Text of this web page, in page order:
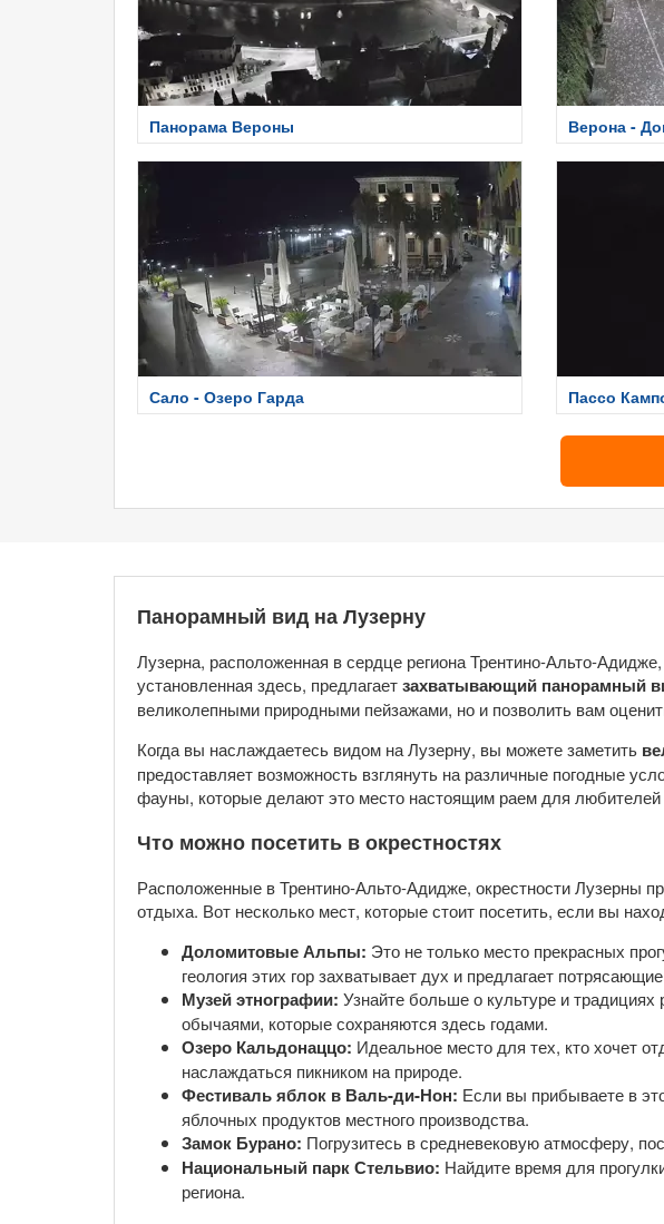
Панорама Вероны Верона -
Сало - Озеро Гарда Пассо
Панорамный вид на Лузерну
Лузерна, расположенная в сердце региона Трентино-Альто-
установленная здесь, предлагаетзахватывающий панорамный
великолепными природными пейзажами, но и позволить вам
Когда вы наслаждаетесь видом на Лузерну, вы можете заметить
предоставляет возможность взглянуть на различные погодные
фауны, которые делают это место настоящим раем для
Что можно посетить в окрестностях
Расположенные в Трентино-Альто-Адидже, окрестности Лузерны
отдыха. Вот несколько мест, которые стоит посетить, если вы
Доломитовые Альпы: Это не только место прекрасных
геология этих гор захватывает дух и предлагает
Музей этнографии: Узнайте больше о культуре и
обычаями, которые сохраняются здесь годами.
Озеро Кальдонаццо: Идеальное место для тех, кто хочет
наслаждаться пикником на природе.
Фестиваль яблок в Валь-ди-Нон: Если вы прибываете в
яблочных продуктов местного производства.
Замок Бурано: Погрузитесь в средневековую атмосферу,
Национальный парк Стельвио: Найдите время для
региона.